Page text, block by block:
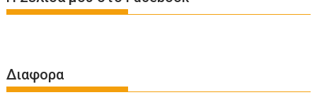
Διαφορα